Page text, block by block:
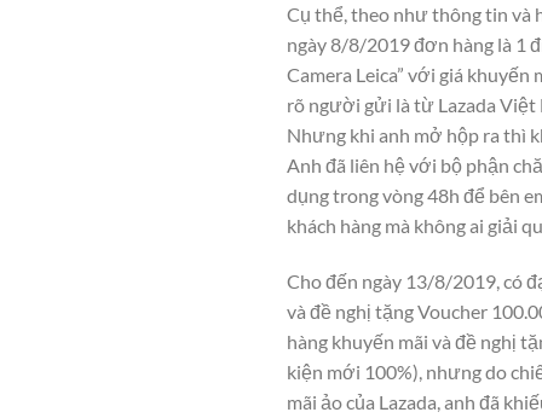
Cụ thể, theo như thông tin và
ngày 8/8/2019 đơn hàng là 1
Camera Leica” với giá khuyến
rõ người gửi là từ Lazada Việt
Nhưng khi anh mở hộp ra thì
Anh đã liên hệ với bộ phận
dụng trong vòng 48h để bên
khách hàng mà không ai giải
Cho đến ngày 13/8/2019, có
và đề nghị tặng Voucher
hàng khuyến mãi và đề nghị
kiện mới 100%), nhưng do
mãi ảo của Lazada, anh đã